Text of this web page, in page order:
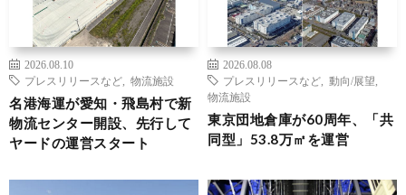
2026.08.10
プレスリリースなど
物流施設
名港海運が愛知・飛島村で新
物流センター開設、先行して
ヤードの運営スタート
2026.08.08
プレスリリースなど
動向/展望
物流施設
東京団地倉庫が60周年、「共
同型」53.8万㎡を運営